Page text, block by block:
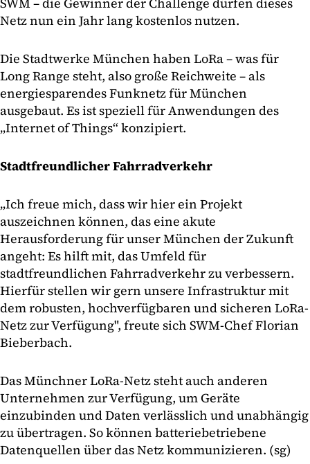
Netz nun ein Jahr lang kostenlos nutzen.
Die Stadtwerke München haben LoRa – was für
Long Range steht, also große Reichweite – als
energiesparendes Funknetz für München
ausgebaut. Es ist speziell für Anwendungen des
„Internet of Things“ konzipiert.
Stadtfreundlicher Fahrradverkehr
„Ich freue mich, dass wir hier ein Projekt
auszeichnen können, das eine akute
Herausforderung für unser München der Zukunft
angeht: Es hilft mit, das Umfeld für
stadtfreundlichen Fahrradverkehr zu verbessern.
Hierfür stellen wir gern unsere Infrastruktur mit
dem robusten, hochverfügbaren und sicheren LoRa-
Netz zur Verfügung", freute sich SWM-Chef Florian
Bieberbach.
Das Münchner LoRa-Netz steht auch anderen
Unternehmen zur Verfügung, um Geräte
einzubinden und Daten verlässlich und unabhängig
zu übertragen. So können batteriebetriebene
Datenquellen über das Netz kommunizieren. (sg)